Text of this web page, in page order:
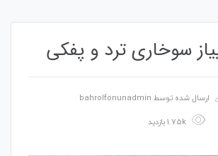
سوخاری ترد و پفکی
ارسال شده توسط bahrolfonunadmin